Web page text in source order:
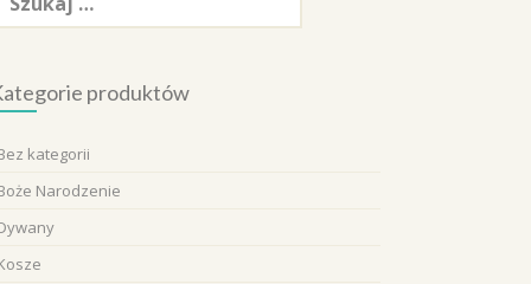
produktów
kategorii
Narodzenie